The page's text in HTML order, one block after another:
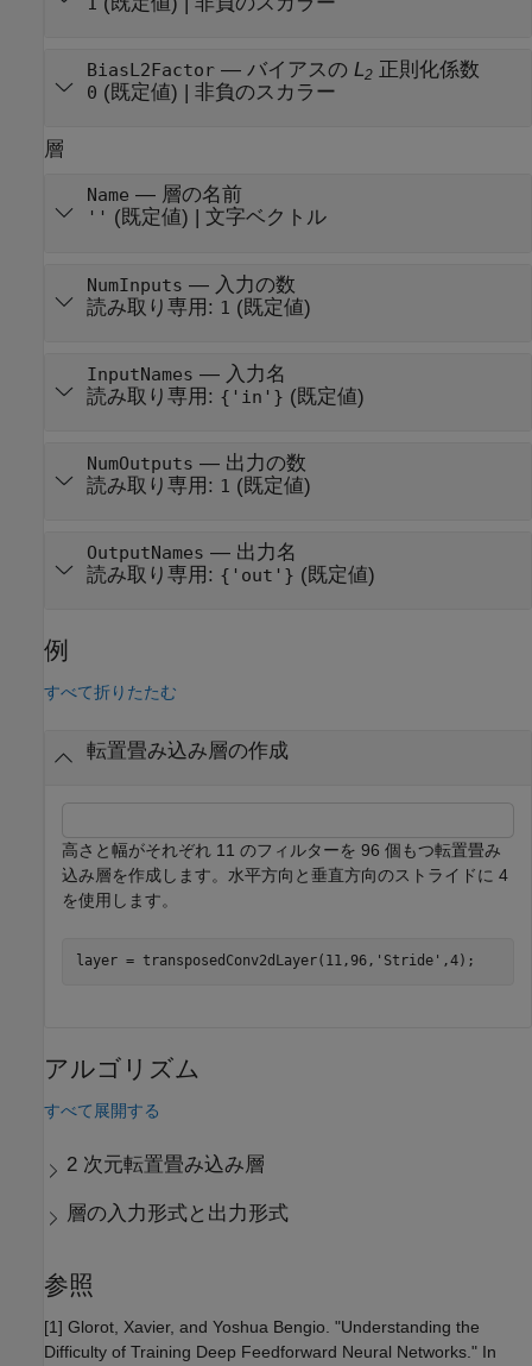
BiasL2Factor— バイアスの L2正則化係数
0 (既定値) | 非負のスカラー
層
Name — 層の名前
'' (既定値) | 文字ベクトル
NumInputs — 入力の数
読み取り専用: 1 (既定値)
InputNames — 入力名
読み取り専用: {'in'} (既定値)
NumOutputs — 出力の数
読み取り専用: 1 (既定値)
OutputNames — 出力名
読み取り専用: {'out'} (既定値)
例
すべて折りたたむ
転置畳み込み層の作成
高さと幅がそれぞれ 11 のフィルターを 96 個もつ転置畳み
込み層を作成します。水平方向と垂直方向のストライドに 4
を使用します。
layer = transposedConv2dLayer(11,96, 'Stride' ,4);
アルゴリズム
すべて展開する
2 次元転置畳み込み層
層の入力形式と出力形式
参照
[1] Glorot, Xavier, and Yoshua Bengio. "Understanding the
Difficulty of Training Deep Feedforward Neural Networks." In